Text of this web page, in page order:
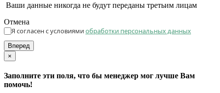
Ваши данные никогда не будут переданы третьим лицам
Отмена
Я согласен с условиямиобработки персональных данных
Вперед
×
Заполните эти поля, что бы менеджер мог лучше Вам
помочь!